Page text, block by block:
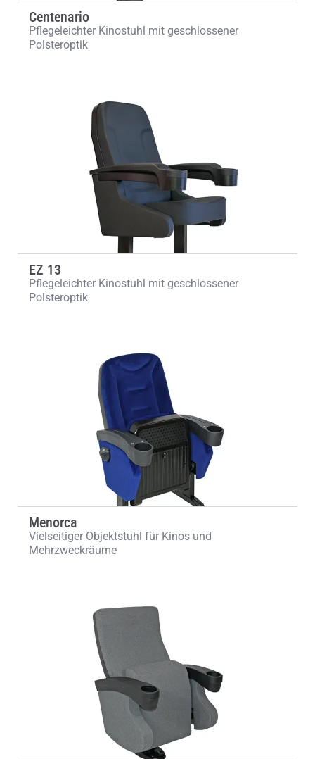
Centenario
Pflegeleichter Kinostuhl mit geschlossener
Polsteroptik
EZ 13
Pflegeleichter Kinostuhl mit geschlossener
Polsteroptik
Menorca
Vielseitiger Objektstuhl für Kinos und
Mehrzweckräume